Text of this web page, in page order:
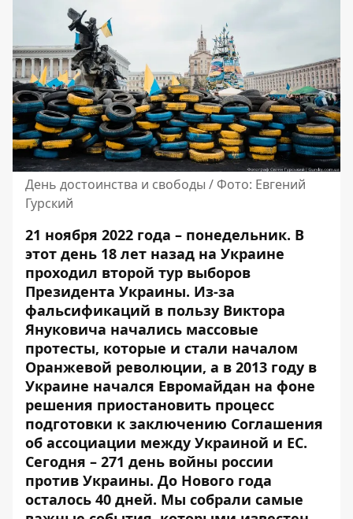
День достоинства и свободы / Фото: Евгений
Гурский
21 ноября 2022 года – понедельник. В
этот день 18 лет назад на Украине
проходил второй тур выборов
Президента Украины. Из-за
фальсификаций в пользу Виктора
Януковича начались массовые
протесты, которые и стали началом
Оранжевой революции, а в 2013 году в
Украине начался Евромайдан на фоне
решения приостановить процесс
подготовки к заключению Соглашения
об ассоциации между Украиной и ЕС.
Сегодня – 271 день войны россии
против Украины. До Нового года
осталось 40 дней. Мы собрали самые